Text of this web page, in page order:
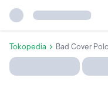
Tokopedia Bad Cover